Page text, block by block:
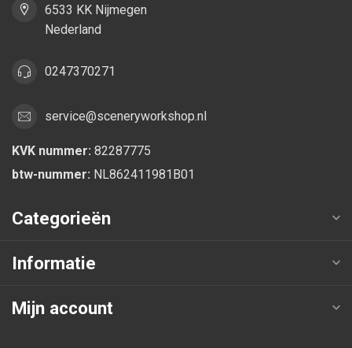
6533 KK Nijmegen
Nederland
0247370271
service@sceneryworkshop.nl
KVK nummer: 82287775
btw-nummer: NL862411981B01
Categorieën
Informatie
Mijn account